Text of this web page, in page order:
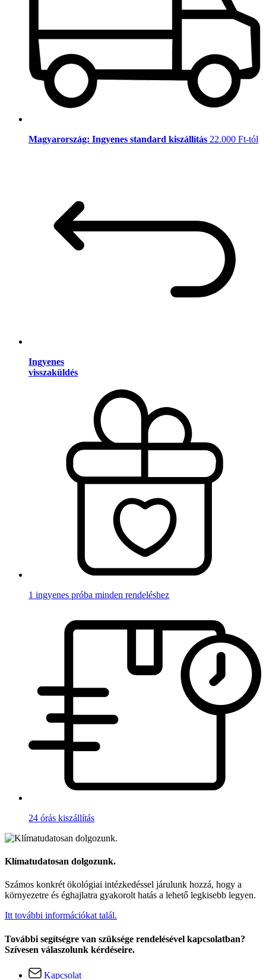
Magyarország: Ingyenes standard kiszállítás 22.000 Ft-tól
Ingyenes
visszaküldés
1 ingyenes próba minden rendeléshez
24 órás kiszállítás
Klímatudatosan dolgozunk.
Számos konkrét ökológiai intézkedéssel járulunk hozzá, hogy a
környezetre és éghajlatra gyakorolt hatás a lehető legkisebb legyen.
Itt további információkat talál.
További segítségre van szüksége rendelésével kapcsolatban?
Szívesen válaszolunk kérdéseire.
Kapcsolat